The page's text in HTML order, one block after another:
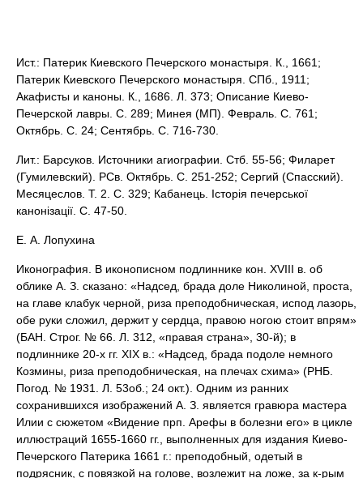
Ист.: Патерик Киевского Печерского монастыря. К., 1661;
Патерик Киевского Печерского монастыря. СПб., 1911;
Акафисты и каноны. К., 1686. Л. 373; Описание Киево-
Печерской лавры. С. 289; Минея (МП). Февраль. С. 761;
Октябрь. С. 24; Сентябрь. С. 716-730.
Лит.: Барсуков. Источники агиографии. Стб. 55-56; Филарет
(Гумилевский). РСв. Октябрь. С. 251-252; Сергий (Спасский).
Месяцеслов. Т. 2. С. 329; Кабанець. Iсторiя печерськоï
канонiзацiï. С. 47-50.
Е. А. Лопухина
Иконография. В иконописном подлиннике кон. XVIII в. об
облике А. З. сказано: «Надсед, брада доле Николиной, проста,
на главе клабук черной, риза преподобническая, испод лазорь,
обе руки сложил, держит у сердца, правою ногою стоит впрям»
(БАН. Строг. № 66. Л. 312, «правая страна», 30-й); в
подлиннике 20-х гг. XIX в.: «Надсед, брада подоле немного
Козмины, риза преподобническая, на плечах схима» (РНБ.
Погод. № 1931. Л. 53об.; 24 окт.). Одним из ранних
сохранившихся изображений А. З. является гравюра мастера
Илии с сюжетом «Видение прп. Арефы в болезни его» в цикле
иллюстраций 1655-1660 гг., выполненных для издания Киево-
Печерского Патерика 1661 г.: преподобный, одетый в
подрясник, с повязкой на голове, возлежит на ложе, за к-рым